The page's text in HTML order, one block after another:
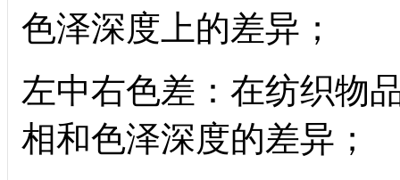
色泽深度上的差异；
左中右色差：在纺织物
相和色泽深度的差异；